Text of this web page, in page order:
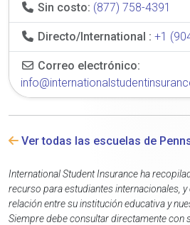
Sin costo: (877) 758-4391
Directo/International : +1
Correo electrónico:
Ver todas las escuelas de
International Student Insurance ha
recurso para estudiantes internacionales,
relación entre su institución educativa y
Siempre debe consultar directamente con